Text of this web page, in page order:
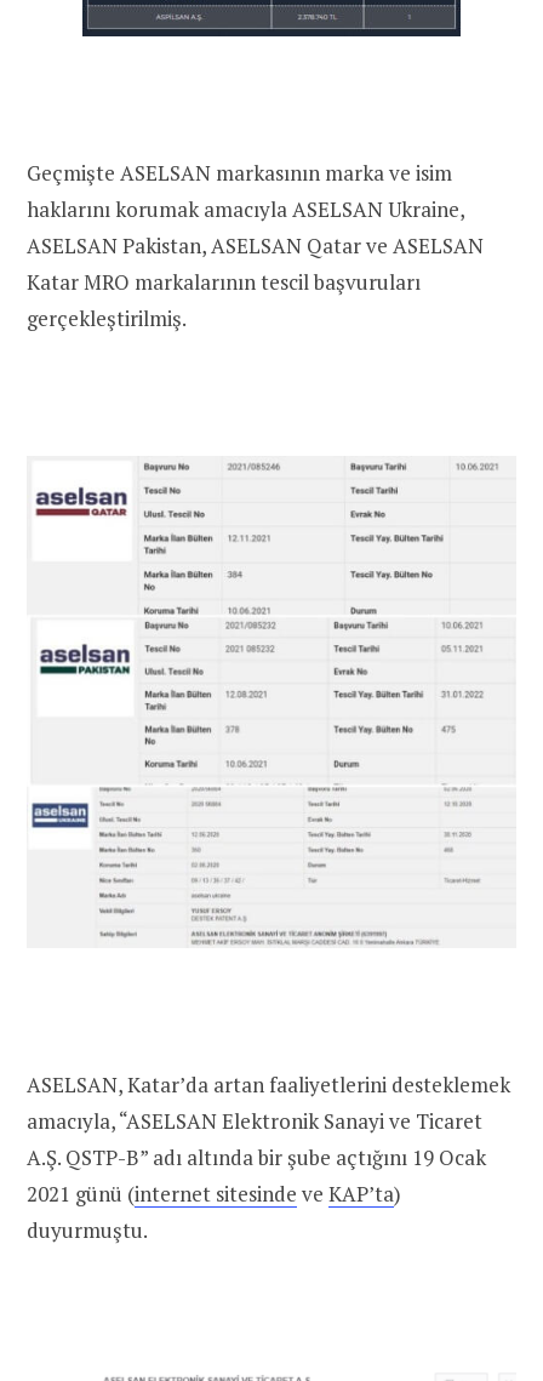
Geçmişte ASELSAN markasının marka ve isim
haklarını korumak amacıyla ASELSAN Ukraine,
ASELSAN Pakistan, ASELSAN Qatar ve ASELSAN
Katar MRO markalarının tescil başvuruları
gerçekleştirilmiş.
ASELSAN, Katar’da artan faaliyetlerini desteklemek
amacıyla, “ASELSAN Elektronik Sanayi ve Ticaret
A.Ş. QSTP-B” adı altında bir şube açtığını 19 Ocak
2021 günü (internet sitesinde ve KAP’ta)
duyurmuştu.